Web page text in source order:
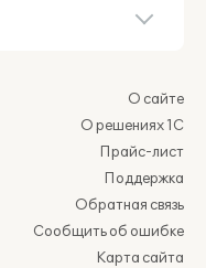
О сайте
О решениях 1С
Прайс-лист
Поддержка
Обратная связь
Сообщить об ошибке
Карта сайта